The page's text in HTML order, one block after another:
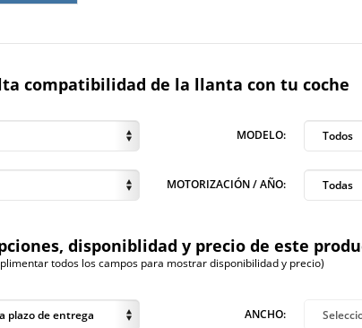
compatibilidad de la llanta con tu coche
MODELO: Todos
MOTORIZACIÓN / AÑO: Todas
disponiblidad y precio de este
todos los campos para mostrar disponibilidad y precio)
plazo de entrega ANCHO: